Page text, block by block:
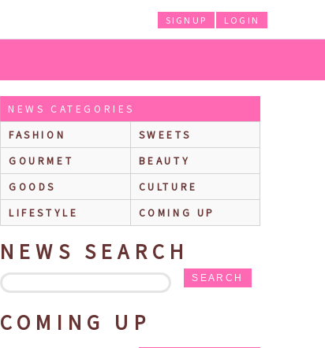
LOGIN
SIGNUP
NEWS CATEGORIES
FASHION
SWEETS
GOURMET
BEAUTY
GOODS
CULTURE
LIFESTYLE
COMING UP
NEWS SEARCH
SEARCH
COMING UP